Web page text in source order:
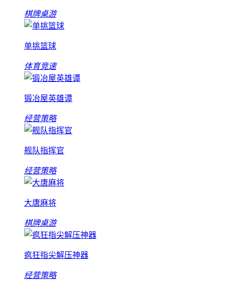
棋牌桌游
单挑篮球
体育竞速
锻冶屋英雄谭
经营策略
舰队指挥官
经营策略
大唐麻将
棋牌桌游
疯狂指尖解压神器
经营策略